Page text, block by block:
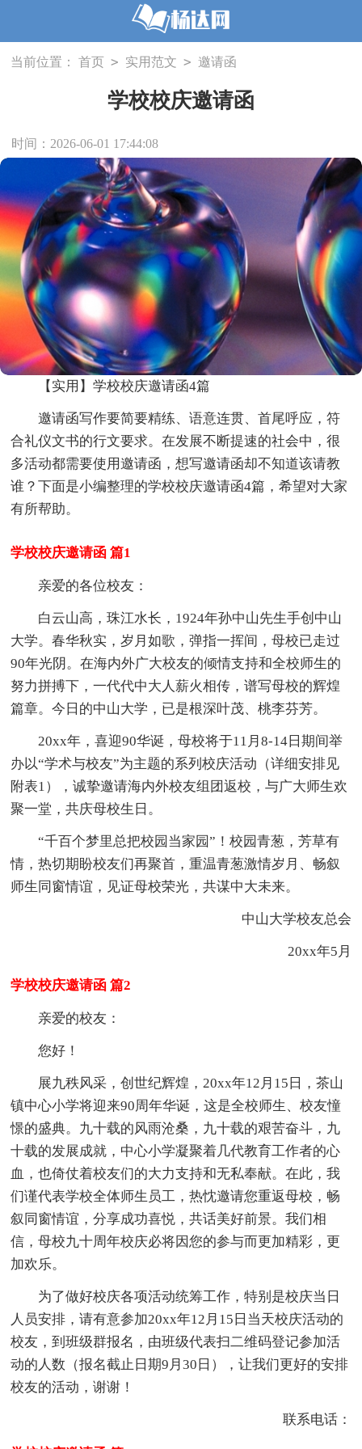
当前位置： 首页 > 实用范文 > 邀请函
学校校庆邀请函
时间：2026-06-01 17:44:08
【实用】学校校庆邀请函4篇
邀请函写作要简要精练、语意连贯、首尾呼应，符
合礼仪文书的行文要求。在发展不断提速的社会中，很
多活动都需要使用邀请函，想写邀请函却不知道该请教
谁？下面是小编整理的学校校庆邀请函4篇，希望对大家
有所帮助。
学校校庆邀请函 篇1
亲爱的各位校友：
白云山高，珠江水长，1924年孙中山先生手创中山
大学。春华秋实，岁月如歌，弹指一挥间，母校已走过
90年光阴。在海内外广大校友的倾情支持和全校师生的
努力拼搏下，一代代中大人薪火相传，谱写母校的辉煌
篇章。今日的中山大学，已是根深叶茂、桃李芬芳。
20xx年，喜迎90华诞，母校将于11月8-14日期间举
办以“学术与校友”为主题的系列校庆活动（详细安排见
附表1），诚挚邀请海内外校友组团返校，与广大师生欢
聚一堂，共庆母校生日。
“千百个梦里总把校园当家园”！校园青葱，芳草有
情，热切期盼校友们再聚首，重温青葱激情岁月、畅叙
师生同窗情谊，见证母校荣光，共谋中大未来。
中山大学校友总会
20xx年5月
学校校庆邀请函 篇2
亲爱的校友：
您好！
展九秩风采，创世纪辉煌，20xx年12月15日，茶山
镇中心小学将迎来90周年华诞，这是全校师生、校友憧
憬的盛典。九十载的风雨沧桑，九十载的艰苦奋斗，九
十载的发展成就，中心小学凝聚着几代教育工作者的心
血，也倚仗着校友们的大力支持和无私奉献。在此，我
们谨代表学校全体师生员工，热忱邀请您重返母校，畅
叙同窗情谊，分享成功喜悦，共话美好前景。我们相
信，母校九十周年校庆必将因您的参与而更加精彩，更
加欢乐。
为了做好校庆各项活动统筹工作，特别是校庆当日
人员安排，请有意参加20xx年12月15日当天校庆活动的
校友，到班级群报名，由班级代表扫二维码登记参加活
动的人数（报名截止日期9月30日），让我们更好的安排
校友的活动，谢谢！
联系电话：